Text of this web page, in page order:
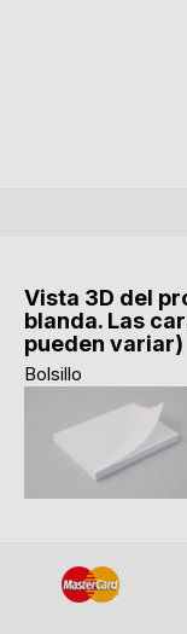
Vista 3D del
blanda. Las
pueden variar)
Bolsillo